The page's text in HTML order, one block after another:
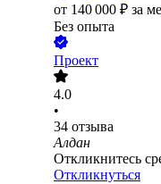
от 140 000 ₽ за
Без опыта
Проект
4.0
•
34 отзыва
Алдан
Откликнитесь
Откликнуться